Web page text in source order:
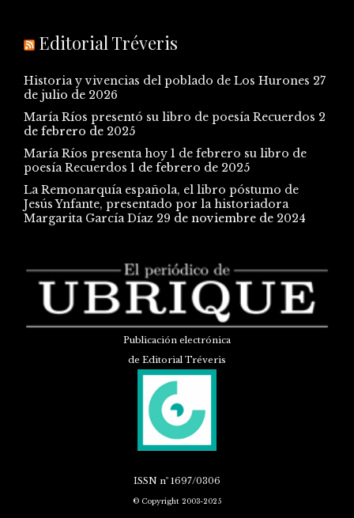
Editorial Tréveris
Historia y vivencias del poblado de Los Hurones 27
de julio de 2026
María Ríos presentó su libro de poesía Recuerdos 2
de febrero de 2025
María Ríos presenta hoy 1 de febrero su libro de
poesía Recuerdos 1 de febrero de 2025
La Remonarquía española, el libro póstumo de
Jesús Ynfante, presentado por la historiadora
Margarita García Díaz 29 de noviembre de 2024
Publicación electrónica
de Editorial Tréveris
ISSN nº 1697/0306
© Copyright 2003-2025